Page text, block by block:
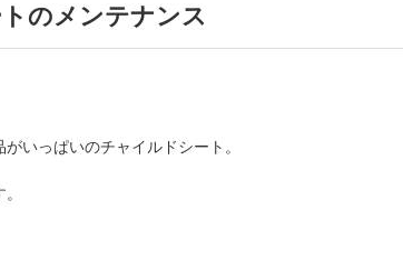
のメンテナンス
いっぱいのチャイルドシート。